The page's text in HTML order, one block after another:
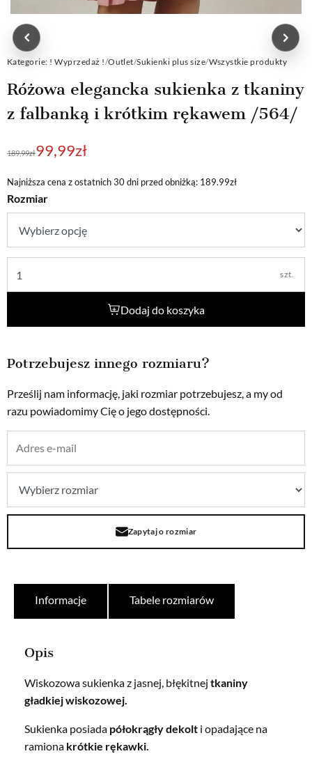
Kategorie: ! Wyprzedaż !/Outlet/Sukienki plus size/Wszystkie produkty
Różowa elegancka sukienka z tkaniny
z falbanką i krótkim rękawem /564/
189,99zł
Pierwotna
wynosiła:
189,99zł.
99,99zł
Aktualna
wynosi:
99,99zł.
Najniższa cena z ostatnich 30 dni przed obniżką: 189.99zł
Rozmiar
szt.
Dodaj do koszyka
Potrzebujesz innego rozmiaru?
Prześlij nam informację, jaki rozmiar potrzebujesz, a my od
razu powiadomimy Cię o jego dostępności.
Zapytaj o rozmiar
Informacje Tabele rozmiarów
Opis
Wiskozowa sukienka z jasnej, błękitnej tkaniny
gładkiej wiskozowej.
Sukienka posiada półokrągły dekolt i opadające na
ramiona krótkie rękawki.